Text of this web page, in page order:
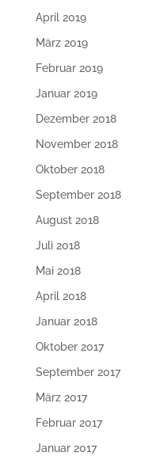
April 2019
März 2019
Februar 2019
Januar 2019
Dezember 2018
November 2018
Oktober 2018
September 2018
August 2018
Juli 2018
Mai 2018
April 2018
Januar 2018
Oktober 2017
September 2017
März 2017
Februar 2017
Januar 2017